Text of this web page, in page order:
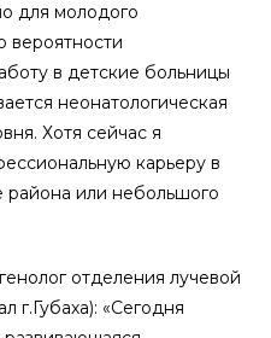
для молодого
вероятности
в детские больницы
неонатологическая
Хотя сейчас я
карьеру в
или небольшого
отделения лучевой
г.Губаха): «Сегодня